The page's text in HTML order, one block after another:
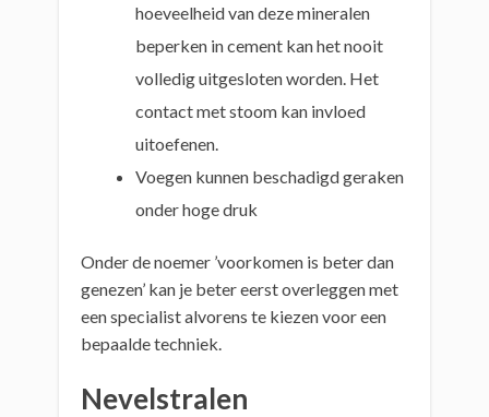
hoeveelheid van deze mineralen
beperken in cement kan het nooit
volledig uitgesloten worden. Het
contact met stoom kan invloed
uitoefenen.
Voegen kunnen beschadigd geraken
onder hoge druk
Onder de noemer ’voorkomen is beter dan
genezen’ kan je beter eerst overleggen met
een specialist alvorens te kiezen voor een
bepaalde techniek.
Nevelstralen